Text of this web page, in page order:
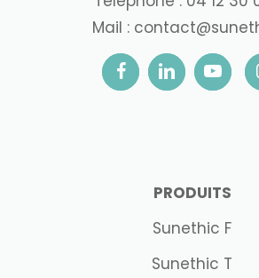
Mail :
PRODUITS
Sunethic F
Sunethic T